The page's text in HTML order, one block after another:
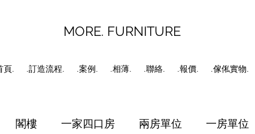
MORE. FURNITURE
頁. .訂造流程. .案例. .相薄. .聯絡. .報價. .傢俬實物.
閣樓 一家四口房 兩房單位 一房單位